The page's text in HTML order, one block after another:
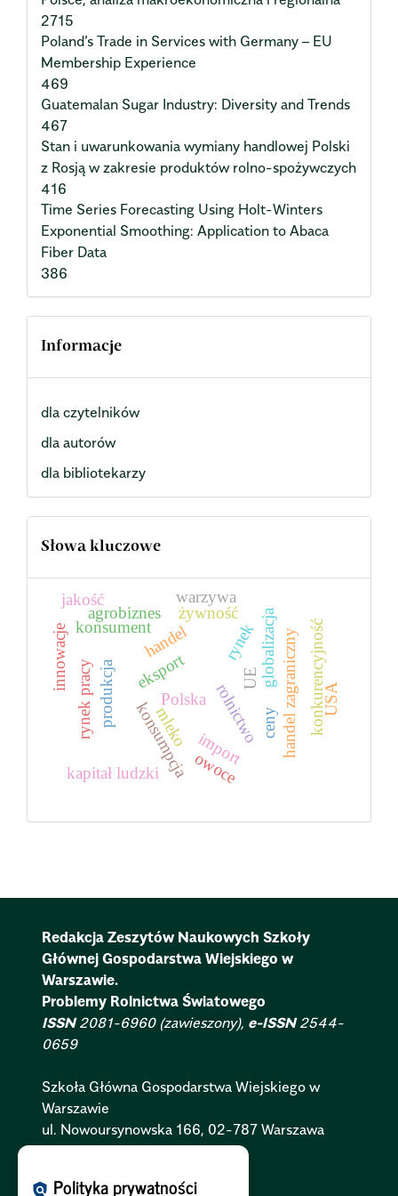
2715
Poland’s Trade in Services with Germany – EU
Membership Experience
469
Guatemalan Sugar Industry: Diversity and Trends
467
Stan i uwarunkowania wymiany handlowej Polski
z Rosją w zakresie produktów rolno-spożywczych
416
Time Series Forecasting Using Holt-Winters
Exponential Smoothing: Application to Abaca
Fiber Data
386
Informacje
dla czytelników
dla autorów
dla bibliotekarzy
Słowa kluczowe
rolnictwo
eksport
import
produkcja Polska handel zagranicznykonkurencyjność
globalizacja
ceny
UE
konsumpcja
handel rynek
żywność
kapitał ludzki
konsument
owoce
agrobiznes
mleko
warzywa
rynek pracy
jakość
USA
innowacje
Redakcja Zeszytów Naukowych Szkoły
Głównej Gospodarstwa Wiejskiego w
Warszawie.
Problemy Rolnictwa Światowego
ISSN2081-6960 (zawieszony), e-ISSN2544-
0659
Szkoła Główna Gospodarstwa Wiejskiego w
Warszawie
ul. Nowoursynowska 166, 02-787 Warszawa
Polityka Prywatności:PL
policy Polityka prywatności